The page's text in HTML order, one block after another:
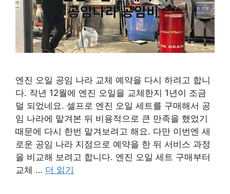
엔진 오일 공임 나라 교체 예약을 다시 하려고 합니
다. 작년 12월에 엔진 오일을 교체한지 1년이 조금
덜 되었네요. 셀프로 엔진 오일 세트를 구매해서 공
임 나라에 맡겨본 뒤 비용적으로 큰 만족을 했었기
때문에 다시 한번 맡겨보려고 해요. 다만 이번엔 새
로운 공임 나라 지점으로 예약을 한 뒤 서비스 과정
을 비교해 보려고 합니다. 엔진 오일 세트 구매부터
교체 … 더 읽기